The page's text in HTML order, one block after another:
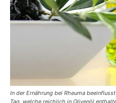
In der Ernährung bei Rheuma
Tag, welche reichlich in ­Olivenöl